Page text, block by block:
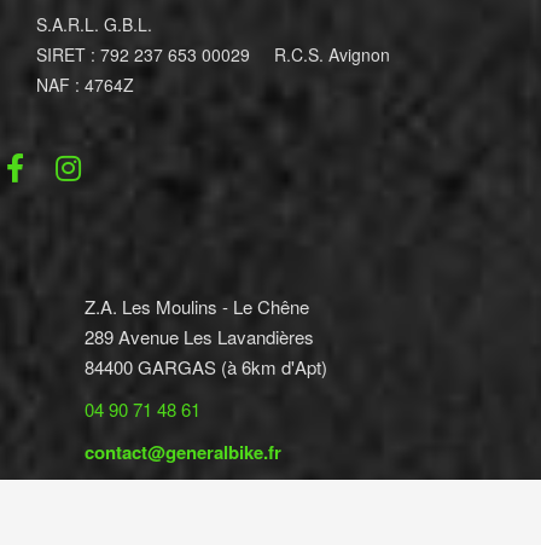
S.A.R.L. G.B.L.
SIRET : 792 237 653 00029 R.C.S. Avignon
NAF : 4764Z
Z.A. Les Moulins - Le Chêne
289 Avenue Les Lavandières
84400 GARGAS (à 6km d'Apt)
04 90 71 48 61
contact@generalbike.fr